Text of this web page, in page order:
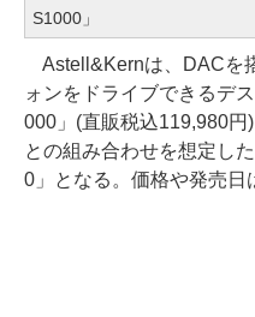
S1000」
Astell&Kernは、DACを
ォンをドライブできるデ
000」(直販税込119,980
との組み合わせを想定し
0」となる。価格や発売日